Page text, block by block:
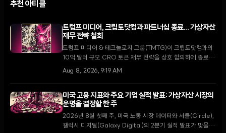
추천 아티클
트럼프 미디어, 크립토닷컴과 파트너십 종료... 가상자산
재무 전략 철회
트럼프 미디어 & 테크놀로지 그룹(TMTG)이 크립토닷컴과의
10억 달러 규모 CRO 토큰 재무 전략을 상호 합의하에 종료했
다. 이번 결정은 가상자산 시장의 냉각 속에 핵융합 에너지와
Aug 8, 2026, 9:19 AM
미국 고용 지표와 주요 기업 실적 발표: 가상자산 시장의
운명을 결정할 한 주
2026년 8월 첫째 주, 미국 노동 시장 데이터와 서클(Circle),
갤럭시 디지털(Galaxy Digital)의 2분기 실적 발표가 맞물리